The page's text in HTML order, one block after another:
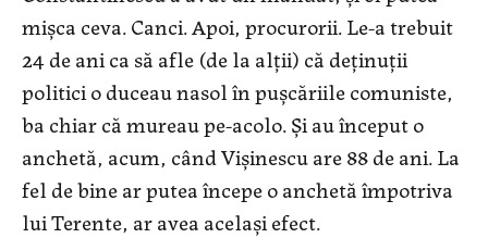
mișca ceva. Canci. Apoi, procurorii. Le-a trebuit
24 de ani ca să afle (de la alții) că deținuții
politici o duceau nasol în pușcăriile comuniste,
ba chiar că mureau pe-acolo. Și au început o
anchetă, acum, când Vișinescu are 88 de ani. La
fel de bine ar putea începe o anchetă împotriva
lui Terente, ar avea același efect.